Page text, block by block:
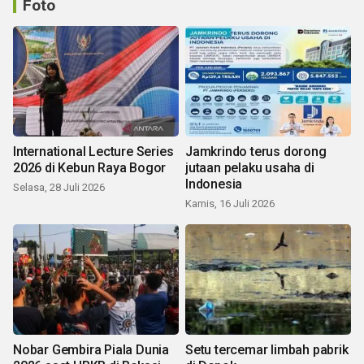
Foto
International Lecture Series
2026 di Kebun Raya Bogor
Selasa, 28 Juli 2026
Jamkrindo terus dorong
jutaan pelaku usaha di
Indonesia
Kamis, 16 Juli 2026
Nobar Gembira Piala Dunia
Setu tercemar limbah pabrik